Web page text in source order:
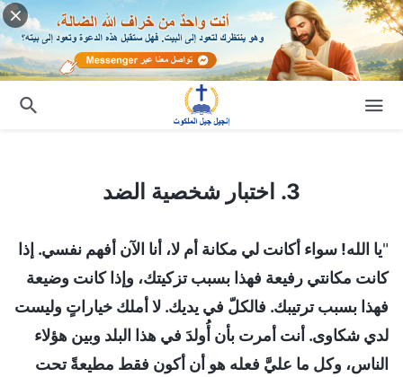
3. اختبار شخصية الضد
"يا الله! سواء أكانت لي مكانة أم لا، أنا الآن أفهم نفسي. إذا
كانت مكانتي رفيعة فهذا بسبب تزكيتك، وإذا كانت وضيعة
فهذا بسبب ترتيبك. فالكلّ في يديك. لا أملك خياراتٍ وليست
لدي شكاوى. أنت أمرت بأن أُولدَ في هذا البلد وبين هؤلاء
الناس، وكل ما عليَّ فعله هو أن أكون فقط مطيعةً تحت